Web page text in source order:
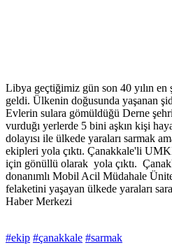
Libya geçtiğimiz gün son 40 yılın en
geldi. Ülkenin doğusunda yaşanan
Evlerin sulara gömüldüğü Derne
vurduğı yerlerde 5 bini aşkın kişi
dolayısı ile ülkede yaraları sarmak
ekipleri yola çıktı. Çanakkale'li
için gönüllü olarak yola çıktı.
donanımlı Mobil Acil Müdahale
felaketini yaşayan ülkede yaraları
Haber Merkezi
#ekip #çanakkale #sarmak